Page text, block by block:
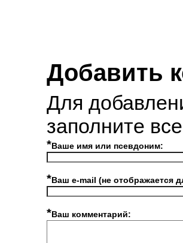
Добавить
Для
заполните
*Ваше имя или псевдоним:
*Ваш e-mail (не отображается
*Ваш комментарий: